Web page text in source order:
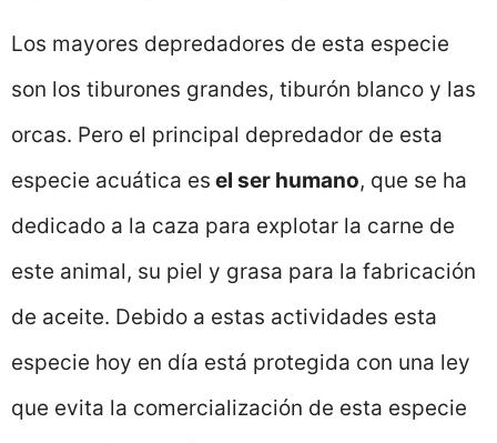
Los mayores depredadores de esta especie
son los tiburones grandes, tiburón blanco y las
orcas. Pero el principal depredador de esta
especie acuática es el ser humano, que se ha
dedicado a la caza para explotar la carne de
este animal, su piel y grasa para la fabricación
de aceite. Debido a estas actividades esta
especie hoy en día está protegida con una ley
que evita la comercialización de esta especie